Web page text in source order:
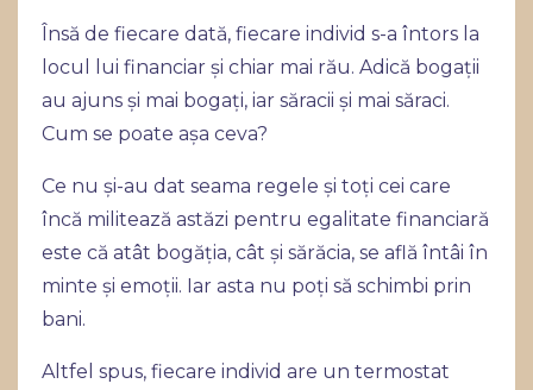
Însă de fiecare dată, fiecare individ s-a întors la
locul lui financiar și chiar mai rău. Adică bogații
au ajuns și mai bogați, iar săracii și mai săraci.
Cum se poate așa ceva?
Ce nu și-au dat seama regele și toți cei care
încă militează astăzi pentru egalitate financiară
este că atât bogăția, cât și sărăcia, se află întâi în
minte și emoții. Iar asta nu poți să schimbi prin
bani.
Altfel spus, fiecare individ are un termostat